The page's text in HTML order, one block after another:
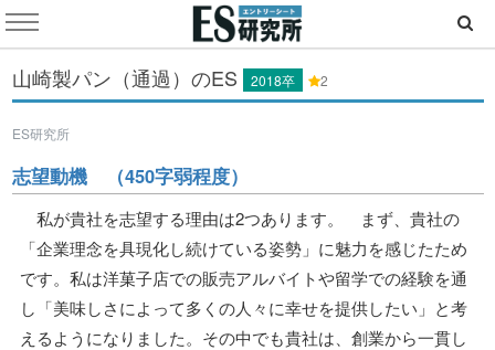
山崎製パン（通過）のES 2018卒 2
ES研究所
志望動機 （450字弱程度）
私が貴社を志望する理由は2つあります。 まず、貴社の
「企業理念を具現化し続けている姿勢」に魅力を感じたため
です。私は洋菓子店での販売アルバイトや留学での経験を通
し「美味しさによって多くの人々に幸せを提供したい」と考
えるようになりました。その中でも貴社は、創業から一貫し